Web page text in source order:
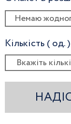
Немаю
Кількість ( од. )